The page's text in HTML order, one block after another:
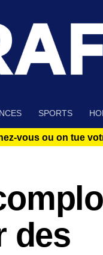
SPORTS
vous ou on tue
des